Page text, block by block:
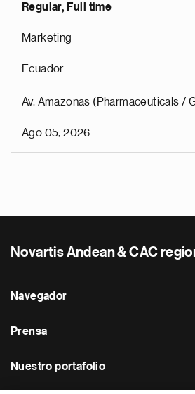
Regular, Full time
Marketing
Ecuador
Av. Amazonas (Pharmaceuticals /
Ago 05, 2026
Novartis Andean & CAC
Navegador
Prensa
Nuestro portafolio